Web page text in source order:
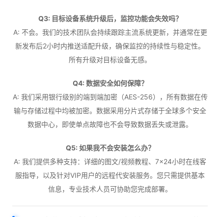
Q3: 目标设备系统升级后，监控功能会失效吗？
A: 不会。我们的技术团队会持续跟踪主流系统更新，并通常在更
新发布后2小时内推送适配升级，确保监控的持续性与稳定性。
所有升级对目标设备无感。
Q4: 数据安全如何保障？
A: 我们采用银行级别的端到端加密（AES-256），所有数据在传
输与存储过程中均被加密。数据采用分片式存储于全球多个安全
数据中心，即使单点故障也不会导致数据丢失或泄露。
Q5: 如果我不会安装怎么办？
A: 我们提供多种支持：详细的图文/视频教程、7×24小时在线客
服指导，以及针对VIP用户的远程代安装服务。您只需提供基本
信息，专业技术人员可协助您完成部署。